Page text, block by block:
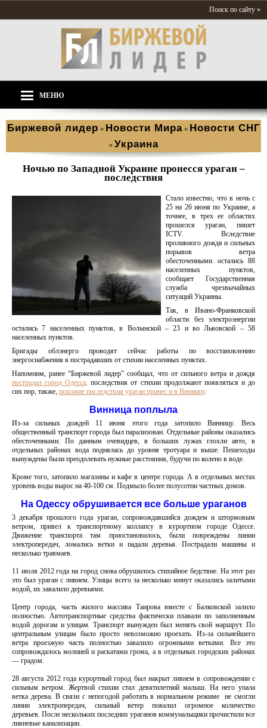
Поиск по сайту »
МЕНЮ
Биржевой лидер » Новости Мира » Новости СНГ
» Украина
Ночью по Западной Украине пронесся ураган –
последствия
Стало известно, что в ночь с
25 на 26 июня по Украине, а
точнее, в трех ее областях
прошелся ураган, пишет
ICTV. Вследствие
проливного дождя и сильных
порывов ветра
обесточенными остались 88
населенных пунктов,
сообщает Государственная
служба чрезвычайных
ситуаций Украины.
Так, в Ивано-Франковской
области без электроэнергии
остались 7 населенных пунктов, в Волынской – 23 и во Львовской – 58
населенных пунктов.
Бригады облэнерго проводят сейчас работы по восстановлению
энергоснабжения в пострадавших от стихии населенных пунктах.
Напомним, ранее “Биржевой лидер” сообщал, что от сильного ветра и дождя
пострадал город Одесса, последствия от стихии продолжают появляться и до
сих пор, также, похожие последствия ураган принес и в Винницу.
Винница поплыла
Из-за сильных дождей 11 июня этого года затопило Винницу. Весь
общественный транспорт города был парализован. Отдельные районы оказались
обесточенными. По данным очевидцев, в больших лужах глохли авто, в
отдельных районах вода поднялась до уровня тротуара и выше. Пешеходы
вынуждены были преодолевать нужные расстояния, будучи по колено в воде.
Кроме того, затопило магазины и кафе в центре города. А в отдельных местах
уровень воды вырос на 40-100 см. Подмыло более полусотни частных домов.
На Одессу обрушивается все больше ураганов
3 декабря прошлого года ураган, сопровождавшийся дождем и штормовым
ветром, привел к транспортному коллапсу в курортном городе Одессе.
Движение транспорта там приостановилось, были повреждены линии
электропередач, ломались ветки и падали деревья. Пострадали машины и
несколько травмаев.
11 июля 2012 года на город снова обрушилось стихийное бедствие. На этот раз
это был ураган с ливнем. Улицы всего за несколько минут оказались залитыми
водой, их завалило деревьями.
Центр города, часть жилого массива Таирова вместе с Балковской залило
полностью. Автотранспортные средства фактически плавали по заполненным
водой дорогам и улицам. Транспорт вынужден был менять свой маршрут. По
центральным улицам было просто невозможно проехать. Из-за сильнейшего
ветра проезжую часть полностью завалило огромными ветками. Все это
сопровождалось молнией и раскатами грома, а в отдельных городских районах
— градом.
28 августа 2012 года курортный город был накрыт ливнем в сопровождении с
сильным ветром. Жертвой стихии стал девятилетний малыш. На него упала
ветка дерева. В связи с непогодой работать в нормальном режиме не смогли
линии электропередач, сильный ветер повалил огромное количество
деревьев. После нескольких последних ураганов коммунальщики прочистили все
ливневые канализации.